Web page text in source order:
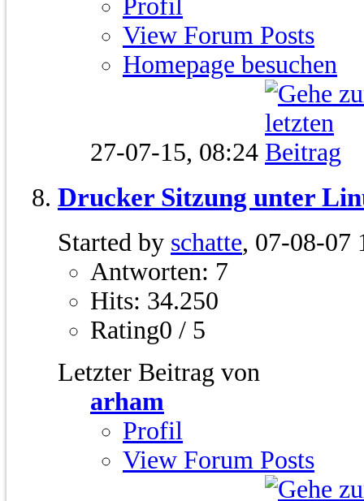
Profil
View Forum Posts
Homepage besuchen
27-07-15, 08:24
Drucker Sitzung unter
Started by schatte, 07-08-07
Antworten: 7
Hits: 34.250
Rating0 / 5
Letzter Beitrag von
arham
Profil
View Forum Posts